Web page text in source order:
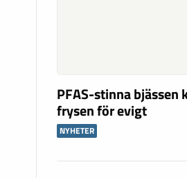
PFAS-stinna bjässen
frysen för evigt
NYHETER